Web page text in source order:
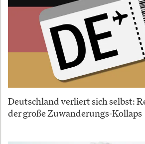
Deutschland verliert sich selbst:
der große Zuwanderungs-Kollaps